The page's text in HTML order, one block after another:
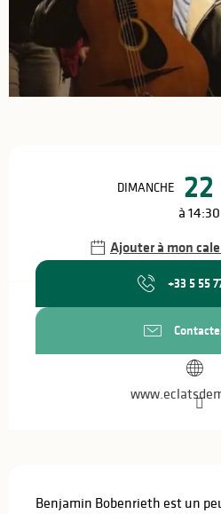
DIMANCHE 22
à 14:30
Ajouter à mon
+33 5 55
Benjamin Bobenrieth est un